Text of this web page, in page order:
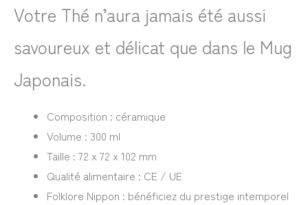
Votre Thé n’aura jamais été aussi
savoureux et délicat que dans le Mug
Japonais.
Composition : céramique
Volume : 300 ml
Taille : 72 x 72 x 102 mm
Qualité alimentaire : CE / UE
Folklore Nippon : bénéficiez du prestige intemporel